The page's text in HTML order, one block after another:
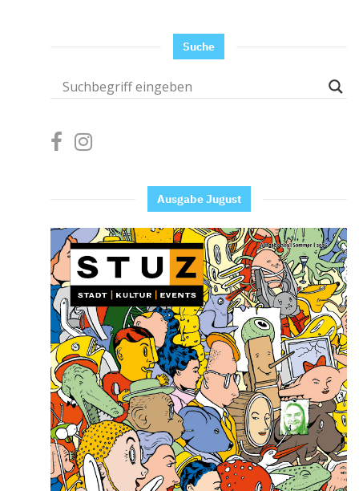
Suche
Ausgabe Jugust